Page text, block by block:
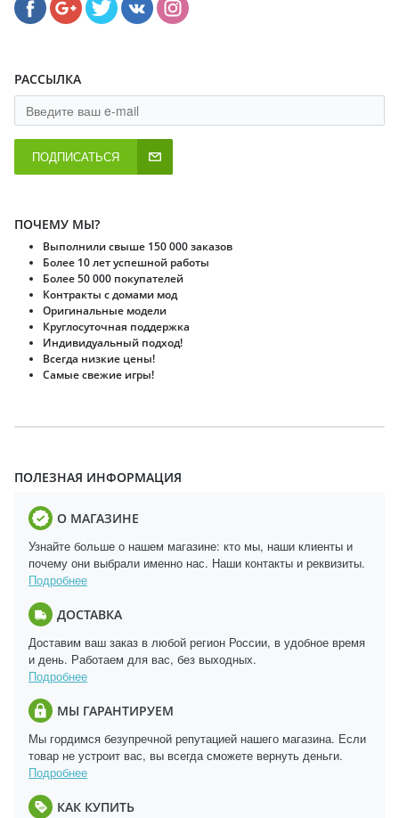
РАССЫЛКА
ПОДПИСАТЬСЯ
ПОЧЕМУ МЫ?
Выполнили свыше 150 000 заказов
Более 10 лет успешной работы
Более 50 000 покупателей
Контракты с домами мод
Оригинальные модели
Круглосуточная поддержка
Индивидуальный подход!
Всегда низкие цены!
Самые свежие игры!
ПОЛЕЗНАЯ ИНФОРМАЦИЯ
О МАГАЗИНЕ
Узнайте больше о нашем магазине: кто мы, наши клиенты и
почему они выбрали именно нас. Наши контакты и реквизиты.
Подробнее
ДОСТАВКА
Доставим ваш заказ в любой регион России, в удобное время
и день. Работаем для вас, без выходных.
Подробнее
МЫ ГАРАНТИРУЕМ
Мы гордимся безупречной репутацией нашего магазина. Если
товар не устроит вас, вы всегда сможете вернуть деньги.
Подробнее
КАК КУПИТЬ